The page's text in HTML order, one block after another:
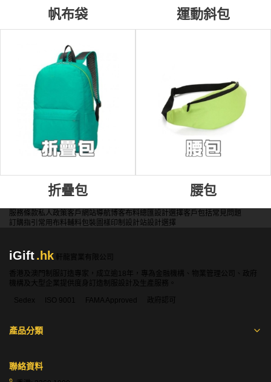
帆布袋 運動斜包
折疊包 腰包
服務條款私人政策客戶 網站導航博客布料總匯設計選擇客戶包括常見問題
訂購指引 常用布料輔料包裝 圖樣印制 設計站設計選擇
iGift.hk
軒龍實業有限公司
香港及澳門制服訂造專家，成立逾18年，專為金融機構、物業管理公司、政府
機構及大型企業提供度身訂造制服設計及生產服務。
Sedex
ISO 9001 FAMA Approved 政府認可
產品分類
聯絡資料